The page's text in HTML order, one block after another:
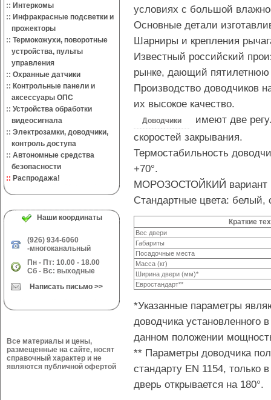
:: Интеркомы
:: Инфракрасные подсветки и
прожекторы
:: Термокожухи, поворотные
устройства, пульты
управления
:: Охранные датчики
:: Контрольные панели и
аксессуары ОПС
:: Устройства обработки
видеосигнала
:: Электрозамки, доводчики,
контроль доступа
:: Автономные средства
безопасности
:: Распродажа!
Наши координаты
(926) 934-6060
-многоканальный
Пн - Пт: 10.00 - 18.00
Сб - Вс: выходные
Написать письмо >>
Все материалы и цены,
размещенные на сайте, носят
справочный характер и не
являются публичной офертой
условиях с большой
Основные детали
Шарниры и крепления
Известный российский
рынке, дающий
Производство доводчиков
их высокое качество.
Доводчики
имеют две
скоростей закрывания.
Термостабильность
+70°.
МОРОЗОСТОЙКИЙ вариант
Стандартные цвета: белый,
Краткие
Вес двери
Габариты
Посадочные места
Масса (кг)
Ширина двери (мм)*
Евростандарт**
*Указанные параметры
доводчика установленного
данном положении
** Параметры доводчика
стандарту EN 1154, только
дверь открывается на 180°.